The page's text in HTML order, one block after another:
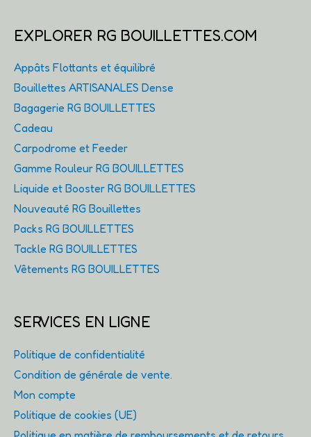
EXPLORER RG BOUILLETTES.COM
Appâts Flottants et équilibré
Bouillettes ARTISANALES Dense
Bagagerie RG BOUILLETTES
Cadeau
Carpodrome et Feeder
Gamme Rouleur RG BOUILLETTES
Liquide et Booster RG BOUILLETTES
Nouveauté RG Bouillettes
Packs RG BOUILLETTES
Tackle RG BOUILLETTES
Vêtements RG BOUILLETTES
SERVICES EN LIGNE
Politique de confidentialité
Condition de générale de vente.
Mon compte
Politique de cookies (UE)